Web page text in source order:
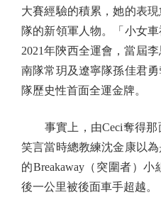
大賽經驗的積累，她的表
隊的新領軍人物。「小女
2021年陝西全運會，當屆
南隊常玥及遼寧隊孫佳君
隊歷史性首面全運金牌。
事實上，由Ceci奪得那
笑言當時總教練沈金康以
的Breakaway（突圍者）
後一公里被後面車手超越。